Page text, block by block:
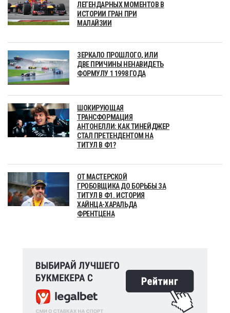
ЛЕГЕНДАРНЫХ МОМЕНТОВ В
ИСТОРИИ ГРАН ПРИ
МАЛАЙЗИИ
ЗЕРКАЛО ПРОШЛОГО, ИЛИ
ДВЕ ПРИЧИНЫ НЕНАВИДЕТЬ
ФОРМУЛУ 1 1998 ГОДА
ШОКИРУЮЩАЯ
ТРАНСФОРМАЦИЯ
АНТОНЕЛЛИ: КАК ТИНЕЙДЖЕР
СТАЛ ПРЕТЕНДЕНТОМ НА
ТИТУЛ В Ф1?
ОТ МАСТЕРСКОЙ
ГРОБОВЩИКА ДО БОРЬБЫ ЗА
ТИТУЛ В Ф1. ИСТОРИЯ
ХАЙНЦА-ХАРАЛЬДА
ФРЕНТЦЕНА